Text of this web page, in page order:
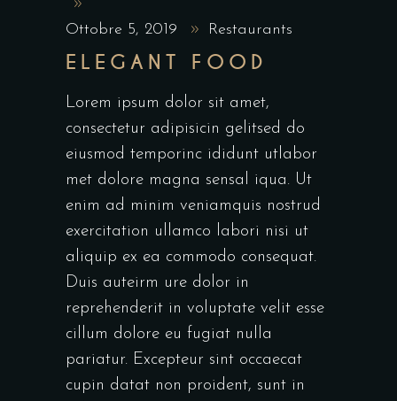
Ottobre 5, 2019 Restaurants
ELEGANT FOOD
Lorem ipsum dolor sit amet,
consectetur adipisicin gelitsed do
eiusmod temporinc ididunt utlabor
met dolore magna sensal iqua. Ut
enim ad minim veniamquis nostrud
exercitation ullamco labori nisi ut
aliquip ex ea commodo consequat.
Duis auteirm ure dolor in
reprehenderit in voluptate velit esse
cillum dolore eu fugiat nulla
pariatur. Excepteur sint occaecat
cupin datat non proident, sunt in